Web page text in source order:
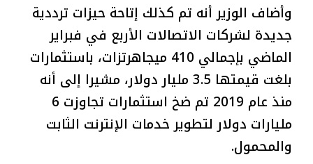
وأضاف الوزير أنه تم كذلك إتاحة حيزات ترددية
جديدة لشركات الاتصالات الأربع في فبراير
الماضي بإجمالي 410 ميجاهرتزات، باستثمارات
بلغت قيمتها 3.5 مليار دولار، مشيرا إلى أنه
منذ عام 2019 تم ضخ استثمارات تجاوزت 6
مليارات دولار لتطوير خدمات الإنترنت الثابت
والمحمول.